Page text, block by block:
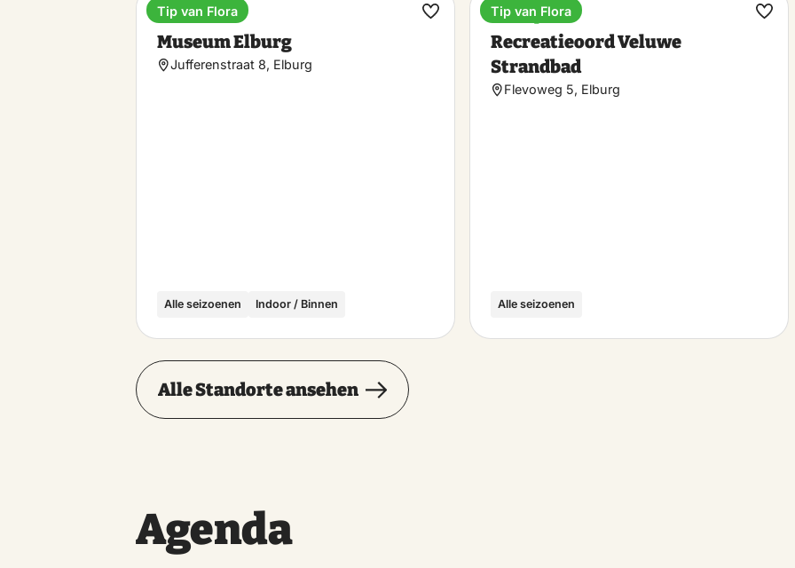
Museum
Museum Elburg
Jufferenstraat 8, Elburg
Alle seizoenen Indoor / Binnen
Tip van Flora
Favorit
machen
Ferienpark
Recreatieoord Veluwe
Strandbad
Flevoweg 5, Elburg
Alle seizoenen
Tip van Flora
Alle Standorte ansehen
Agenda